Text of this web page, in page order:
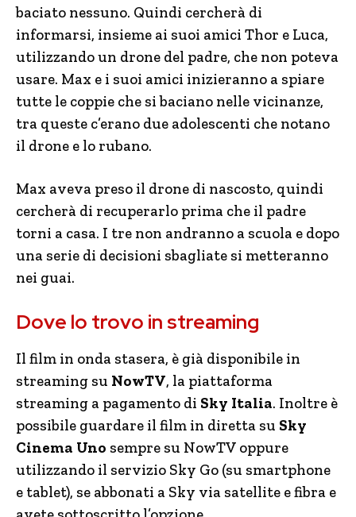
baciato nessuno. Quindi cercherà di
informarsi, insieme ai suoi amici Thor e Luca,
utilizzando un drone del padre, che non poteva
usare. Max e i suoi amici inizieranno a spiare
tutte le coppie che si baciano nelle vicinanze,
tra queste c’erano due adolescenti che notano
il drone e lo rubano.
Max aveva preso il drone di nascosto, quindi
cercherà di recuperarlo prima che il padre
torni a casa. I tre non andranno a scuola e dopo
una serie di decisioni sbagliate si metteranno
nei guai.
Dove lo trovo in streaming
Il film in onda stasera, è già disponibile in
streaming su NowTV, la piattaforma
streaming a pagamento di Sky Italia. Inoltre è
possibile guardare il film in diretta su Sky
Cinema Uno sempre su NowTV oppure
utilizzando il servizio Sky Go (su smartphone
e tablet), se abbonati a Sky via satellite e fibra e